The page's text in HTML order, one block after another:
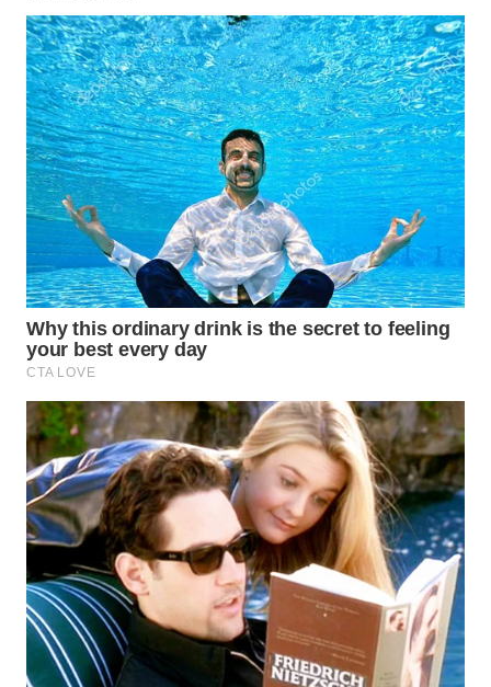
WN
NATUNA
WN
BINTAN
WN
MANDALIKA
WN
LIKUPANG
WN
LABUANBAJO
WN
BORNEO
Wahana
Media
Group
WAHANA
NEWS
WAHANA